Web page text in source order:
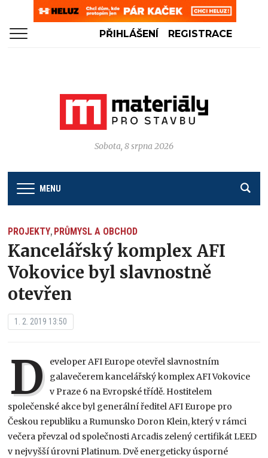
PŘIHLÁŠENÍ REGISTRACE
Sobota, 8 srpna 2026
MENU
PROJEKTY, PRŮMYSL A OBCHOD
Kancelářský komplex AFI
Vokovice byl slavnostně
otevřen
1. 2. 2019 13:50
D eveloper AFI Europe otevřel slavnostním
galavečerem kancelářský komplex AFI Vokovice
v Praze 6 na Evropské třídě. Hostitelem
společenské akce byl generální ředitel AFI Europe pro
Českou republiku a Rumunsko Doron Klein, který v rámci
večera převzal od společnosti Arcadis zelený certifikát LEED
v nejvyšší úrovni Platinum. Dvě energeticky úsporné